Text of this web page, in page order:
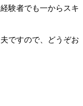
験者でも一からスキ
ですので、どうぞお